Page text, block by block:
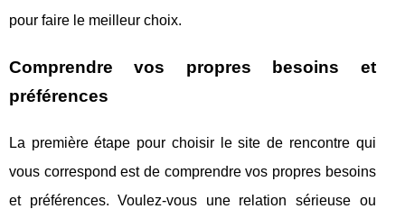
pour faire le meilleur choix.
Comprendre vos propres besoins et
préférences
La première étape pour choisir le site de rencontre qui
vous correspond est de comprendre vos propres besoins
et préférences. Voulez-vous une relation sérieuse ou